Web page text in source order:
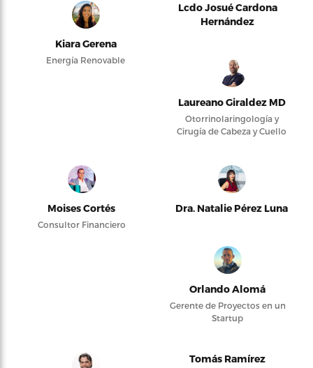
Kiara Gerena
Energía Renovable
Lcdo Josué Cardona
Hernández
Laureano Giraldez MD
Otorrinolaringología y
Cirugía de Cabeza y Cuello
Moises Cortés
Consultor Financiero
Dra. Natalie Pérez Luna
Orlando Alomá
Gerente de Proyectos en un
Startup
Tomás Ramírez